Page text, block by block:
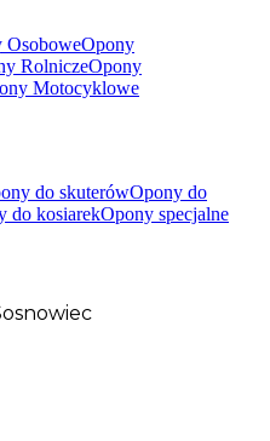
OsoboweOpony
RolniczeOpony
Motocyklowe
do skuterówOpony do
do kosiarekOpony specjalne